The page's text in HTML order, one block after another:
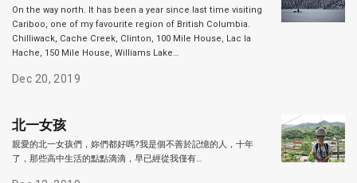
On the way north. It has been a year since last time visiting
Cariboo, one of my favourite region of British Columbia.
Chilliwack, Cache Creek, Clinton, 100 Mile House, Lac la
Hache, 150 Mile House, Williams Lake…
Dec 20, 2019
北一女孩
親愛的北一女孩們，妳們都好嗎?我是個不善於記憶的人，十年
了，那些高中生活的點點滴滴，早已經從我僅有…